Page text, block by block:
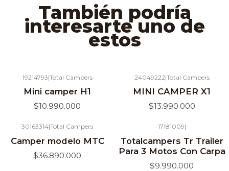
También podría
interesarte uno de
estos
19214793|Total Campers
Mini camper H1
$10.990.000
24049222|Total Campers
MINI CAMPER X1
$13.990.000
30163314|Total Campers
Camper modelo MTC
$36.890.000
17181009|
Totalcampers Tr Trailer
Para 3 Motos Con Carpa
$9.990.000